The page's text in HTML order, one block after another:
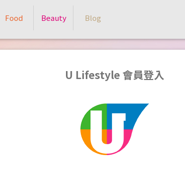
Food Beauty Blog
U Lifestyle 會員登入